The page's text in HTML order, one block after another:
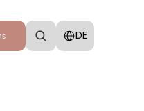
Select Language
DE